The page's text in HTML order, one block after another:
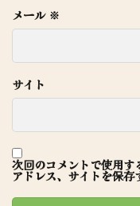
メール ※
サイト
次回のコメントで使用
アドレス、サイトを保存